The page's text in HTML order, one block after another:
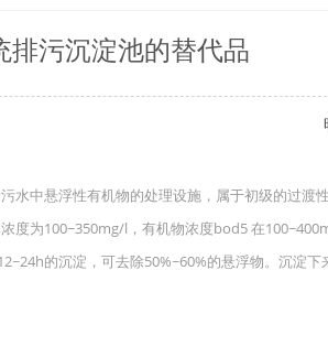
点原因你都记住了吗？
排污沉淀池的替代品
水中悬浮性有机物的处理设施，属于初级的过渡
度为100~350mg/l，有机物浓度bod5 在
的沉淀，可去除50%~60%的悬浮物。沉淀下